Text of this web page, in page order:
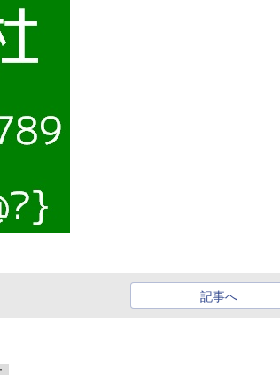
記事へ